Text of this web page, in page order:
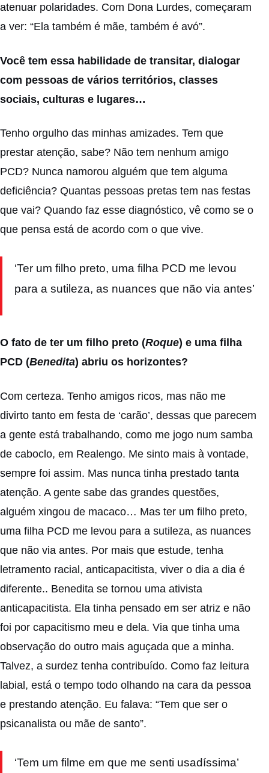
atenuar polaridades. Com Dona Lurdes, começaram
a ver: “Ela também é mãe, também é avó”.
Você tem essa habilidade de transitar, dialogar
com pessoas de vários territórios, classes
sociais, culturas e lugares…
Tenho orgulho das minhas amizades. Tem que
prestar atenção, sabe? Não tem nenhum amigo
PCD? Nunca namorou alguém que tem alguma
deficiência? Quantas pessoas pretas tem nas festas
que vai? Quando faz esse diagnóstico, vê como se o
que pensa está de acordo com o que vive.
‘Ter um filho preto, uma filha PCD me levou
para a sutileza, as nuances que não via antes’
O fato de ter um filho preto (Roque) e uma filha
PCD (Benedita) abriu os horizontes?
Com certeza. Tenho amigos ricos, mas não me
divirto tanto em festa de ‘carão’, dessas que parecem
a gente está trabalhando, como me jogo num samba
de caboclo, em Realengo. Me sinto mais à vontade,
sempre foi assim. Mas nunca tinha prestado tanta
atenção. A gente sabe das grandes questões,
alguém xingou de macaco… Mas ter um filho preto,
uma filha PCD me levou para a sutileza, as nuances
que não via antes. Por mais que estude, tenha
letramento racial, anticapacitista, viver o dia a dia é
diferente.. Benedita se tornou uma ativista
anticapacitista. Ela tinha pensado em ser atriz e não
foi por capacitismo meu e dela. Via que tinha uma
observação do outro mais aguçada que a minha.
Talvez, a surdez tenha contribuído. Como faz leitura
labial, está o tempo todo olhando na cara da pessoa
e prestando atenção. Eu falava: “Tem que ser o
psicanalista ou mãe de santo”.
‘Tem um filme em que me senti usadíssima’